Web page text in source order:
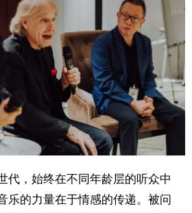
代，始终在不同年龄层的听众中
乐的力量在于情感的传递。被问